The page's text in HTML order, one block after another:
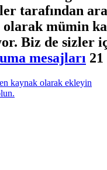
tarafından
mümin
Biz de sizler
mesajları